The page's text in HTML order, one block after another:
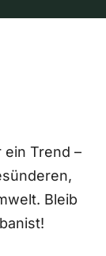
ein Trend –
Bleib